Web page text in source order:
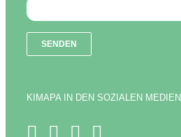
KIMAPA IN DEN SOZIALEN MEDIEN